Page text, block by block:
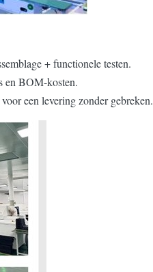
+ functionele testen.
en BOM-kosten.
een levering zonder gebreken.